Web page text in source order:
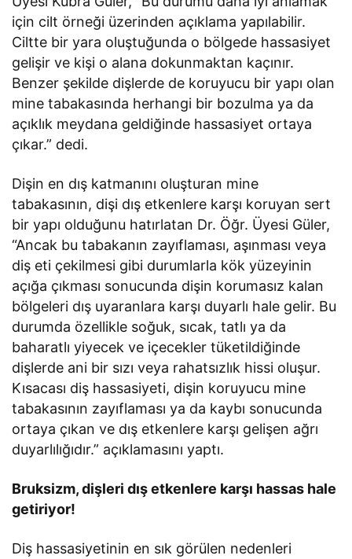
için cilt örneği üzerinden açıklama yapılabilir.
Ciltte bir yara oluştuğunda o bölgede hassasiyet
gelişir ve kişi o alana dokunmaktan kaçınır.
Benzer şekilde dişlerde de koruyucu bir yapı olan
mine tabakasında herhangi bir bozulma ya da
açıklık meydana geldiğinde hassasiyet ortaya
çıkar.” dedi.
Dişin en dış katmanını oluşturan mine
tabakasının, dişi dış etkenlere karşı koruyan sert
bir yapı olduğunu hatırlatan Dr. Öğr. Üyesi Güler,
“Ancak bu tabakanın zayıflaması, aşınması veya
diş eti çekilmesi gibi durumlarla kök yüzeyinin
açığa çıkması sonucunda dişin korumasız kalan
bölgeleri dış uyaranlara karşı duyarlı hale gelir. Bu
durumda özellikle soğuk, sıcak, tatlı ya da
baharatlı yiyecek ve içecekler tüketildiğinde
dişlerde ani bir sızı veya rahatsızlık hissi oluşur.
Kısacası diş hassasiyeti, dişin koruyucu mine
tabakasının zayıflaması ya da kaybı sonucunda
ortaya çıkan ve dış etkenlere karşı gelişen ağrı
duyarlılığıdır.” açıklamasını yaptı.
Bruksizm, dişleri dış etkenlere karşı hassas hale
getiriyor!
Diş hassasiyetinin en sık görülen nedenleri